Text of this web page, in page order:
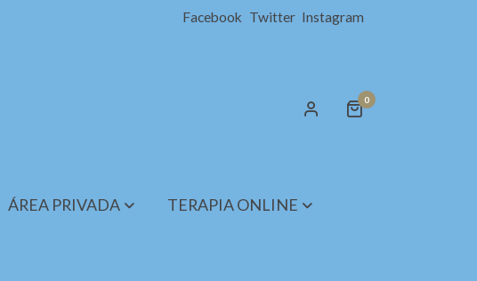
Facebook Twitter Instagram
0
ÁREA PRIVADA TERAPIA ONLINE